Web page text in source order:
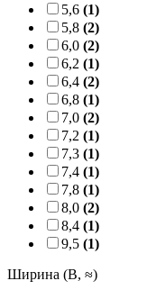
5,6 (1)
5,8 (2)
6,0 (2)
6,2 (1)
6,4 (2)
6,8 (1)
7,0 (2)
7,2 (1)
7,3 (1)
7,4 (1)
7,8 (1)
8,0 (2)
8,4 (1)
9,5 (1)
Ширина (B, ≈)